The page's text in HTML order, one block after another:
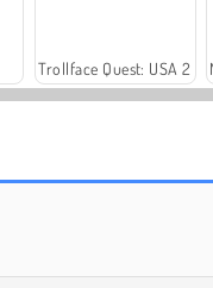
Trollface Quest: USA 2